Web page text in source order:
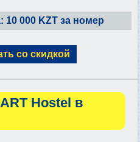
000 KZT за номер
со скидкой
Hostel в